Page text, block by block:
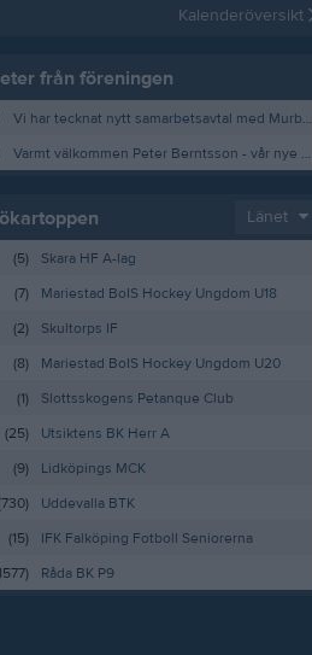
Kalenderöversikt
från föreningen
Vi har tecknat nytt samarbetsavtal med Murbecks Hockey!
Varmt välkommen Peter Berntsson - vår nye A-lagstränare!
Länet
(5)
Skara HF A-lag
(7)
Mariestad BoIS Hockey Ungdom U18
(2)
Skultorps IF
(8)
Mariestad BoIS Hockey Ungdom U20
(1)
Slottsskogens Petanque Club
(25)
Utsiktens BK Herr A
(9)
Lidköpings MCK
Uddevalla BTK
(15)
IFK Falköping Fotboll Seniorerna
Råda BK P9